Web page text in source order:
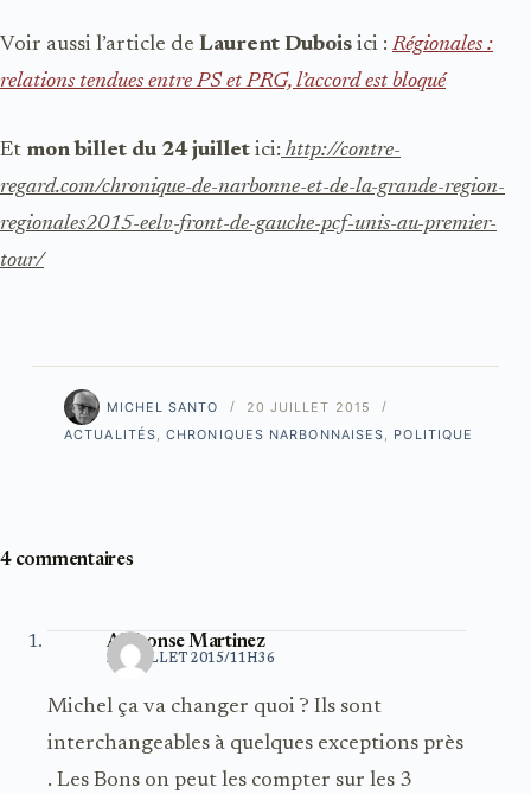
Voir aussi l’article de Laurent Dubois ici :Régionales :
relations tendues entre PS et PRG, l’accord est bloqué
Et mon billet du 24 juillet ici: http://contre-
regard.com/chronique-de-narbonne-et-de-la-grande-region-
regionales2015-eelv-front-de-gauche-pcf-unis-au-premier-
tour/
MICHEL SANTO
20 JUILLET 2015
ACTUALITÉS,CHRONIQUES NARBONNAISES, POLITIQUE
4 commentaires
Alphonse Martinez
20 JUILLET 2015/11H36
Michel ça va changer quoi ? Ils sont
interchangeables à quelques exceptions près
. Les Bons on peut les compter sur les 3